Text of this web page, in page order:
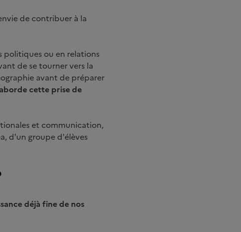
de contribuer à la
politiques ou en relations
de se tourner vers la
avant de préparer
cette prise de
et communication,
d'un groupe d'élèves
déjà fine de nos